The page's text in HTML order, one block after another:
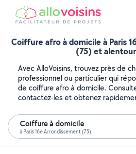
Coiffure afro à domicile à Paris
(75) et
Avec AlloVoisins, trouvez près de
professionnel ou particulier qui
de coiffure afro à domicile.
contactez-les et obtenez
Coiffure à domicile
à Paris 16e Arrondissement (75)